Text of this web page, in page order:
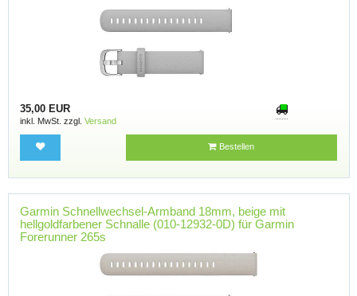
35,00 EUR
inkl. MwSt. zzgl. Versand
Bestellen
Garmin Schnellwechsel-Armband 18mm, beige mit
hellgoldfarbener Schnalle (010-12932-0D) für Garmin
Forerunner 265s